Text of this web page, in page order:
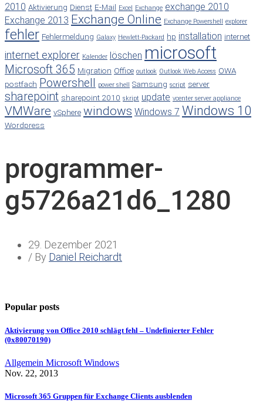
2010 Aktivierung Dienst E-Mail Excel Exchange exchange 2010
Exchange 2013 Exchange Online Exchange Powershell explorer
fehler Fehlermeldung Galaxy Hewlett-Packard hp installation internet
internet explorer Kalender löschen microsoft
Microsoft 365 Migration Office outlook Outlook Web Access OWA
postfach Powershell power shell Samsung script server
sharepoint sharepoint 2010 skript update vcenter server appliance
VMWare vSphere windows Windows 7 Windows 10
Wordpress
programmer-
g5726a21d6_1280
29. Dezember 2021
/ By Daniel Reichardt
Popular posts
Aktivierung von Office 2010 schlägt fehl – Undefinierter Fehler
(0x80070190)
Allgemein Microsoft Windows
Nov. 22, 2013
Microsoft 365 Gruppen für Exchange Clients ausblenden